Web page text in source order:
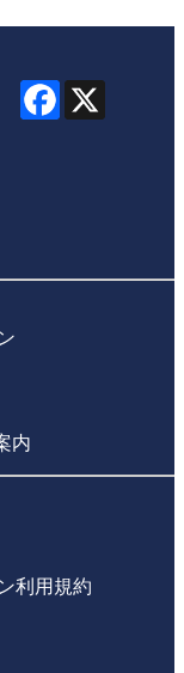
内
利用規約